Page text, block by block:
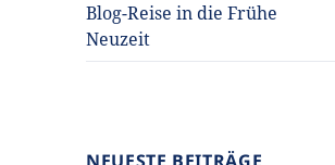
Blog-Reise in die Frühe
Neuzeit